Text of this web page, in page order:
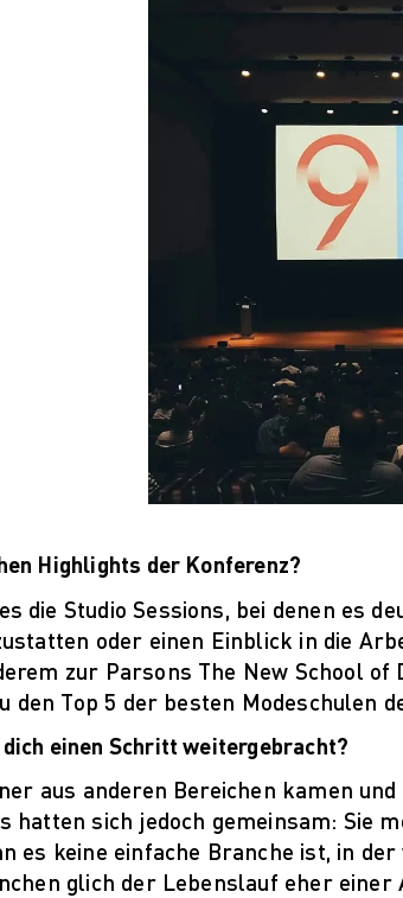
Highlights der Konferenz?
die Studio Sessions, bei denen es
oder einen Einblick in die
zur Parsons The New School
den Top 5 der besten Modeschulen
einen Schritt weitergebracht?
aus anderen Bereichen kamen
hatten sich jedoch gemeinsam:
es keine einfache Branche ist, in
glich der Lebenslauf eher